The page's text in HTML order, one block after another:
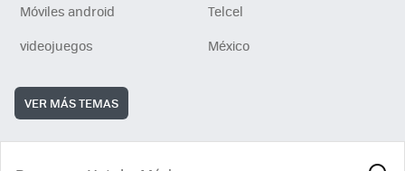
Móviles android
Telcel
videojuegos
México
VER MÁS TEMAS